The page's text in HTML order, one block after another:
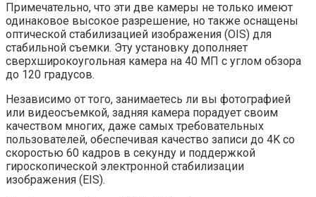
Примечательно, что эти две камеры не только имеют
одинаковое высокое разрешение, но также оснащены
оптической стабилизацией изображения (OIS) для
стабильной съемки. Эту установку дополняет
сверхширокоугольная камера на 40 МП с углом обзора
до 120 градусов.
Независимо от того, занимаетесь ли вы фотографией
или видеосъемкой, задняя камера порадует своим
качеством многих, даже самых требовательных
пользователей, обеспечивая качество записи до 4K со
скоростью 60 кадров в секунду и поддержкой
гироскопической электронной стабилизации
изображения (EIS).